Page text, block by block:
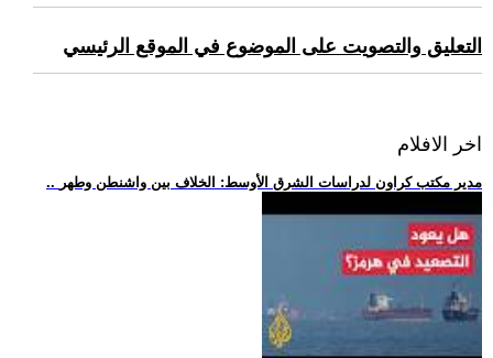
التعليق والتصويت على الموضوع في الموقع الرئيسي
اخر الافلام
.. مدير مكتب كراون لدراسات الشرق الأوسط: الخلاف بين واشنطن وطهر